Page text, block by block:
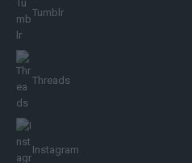
Tumblr
Threads
Instagram